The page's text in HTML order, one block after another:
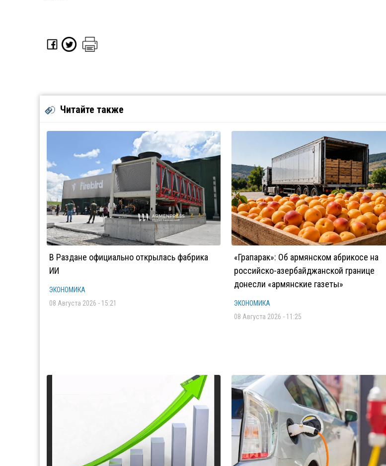
Читайте также
В Раздане официально открылась фабрика
ИИ
ЭКОНОМИКА
08 Августа 2026 - 15:21
«Грапарак»: Об армянском абрикосе на
российско-азербайджанской границе
донесли «армянские газеты»
ЭКОНОМИКА
08 Августа 2026 - 11:25